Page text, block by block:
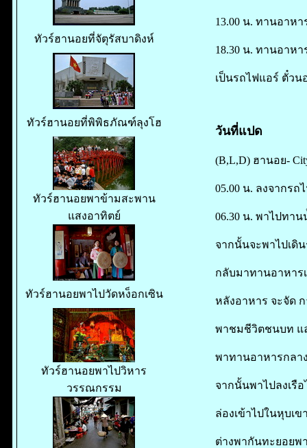
ทัวร์ฮานอยที่จัตุรัสบาดิงห์
ทัวร์ฮานอยที่พิพิธภัณฑ์ลุงโฮ
ทัวร์ฮานอยพาข้ามสะพาน
แสงอาทิตย์
ทัวร์ฮานอยพาไปวัดหง็อกเซิน
ทัวร์ฮานอยพาไปวิหาร
วรรณกรรม
13.00 น. ทานอาห
18.30 น. ทานอาห
เป็นรถไฟแอร์ ตั๋ว
วันที่แปด
(B,L,D) ฮานอย-
05.00 น. ลงจากร
06.30 น. พาไปทา
จากนั้นจะพาไปเดิ
กลับมาทานอาหาร
หลังอาหาร จะจัด
พาชมชีวิตชนบท แ
พาทานอาหารกลา
จากนั้นพาไปลงเรือ
ล่องเข้าไปในหุบเ
ต่างพากันทะยอยพ